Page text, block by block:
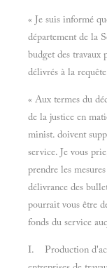
« Je suis informé
département de la
budget des travaux
délivrés à la
« Aux termes du
de la justice en
minist. doivent
service. Je vous
prendre les
délivrance des
pourrait vous être
fonds du service
I. Production